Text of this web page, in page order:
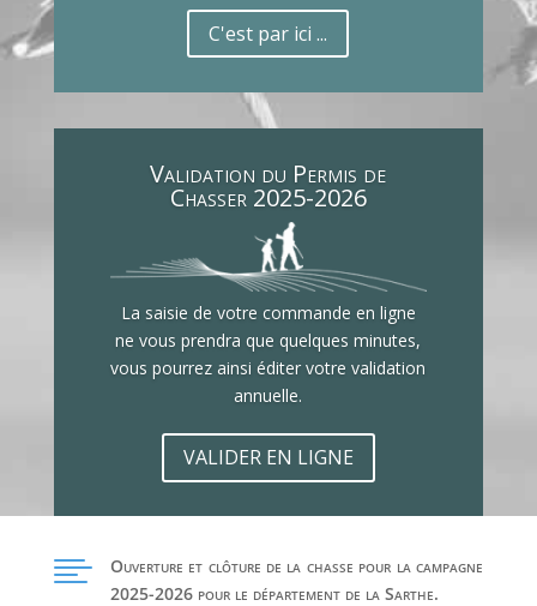
C'est par ici ...
Validation du Permis de
Chasser 2025-2026
La saisie de votre commande en ligne
ne vous prendra que quelques minutes,
vous pourrez ainsi éditer votre validation
annuelle.
VALIDER EN LIGNE

Ouverture et clôture de la chasse pour la campagne
2025-2026 pour le département de la Sarthe.